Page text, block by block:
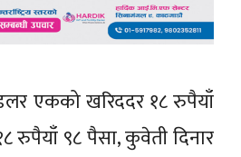
एकको खरिददर १८ रुपैयाँ
रुपैयाँ ९८ पैसा, कुवेती दिनार